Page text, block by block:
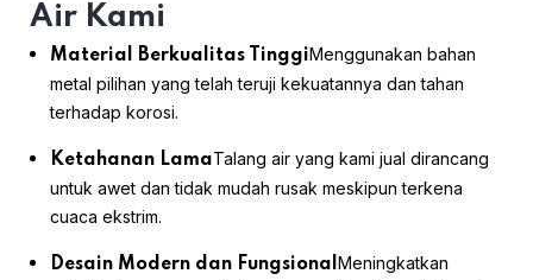
Air Kami
Material Berkualitas TinggiMenggunakan bahan
metal pilihan yang telah teruji kekuatannya dan tahan
terhadap korosi.
Ketahanan LamaTalang air yang kami jual dirancang
untuk awet dan tidak mudah rusak meskipun terkena
cuaca ekstrim.
Desain Modern dan Fungsional Meningkatkan